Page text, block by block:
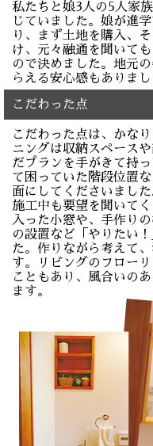
私たちと娘3人の5人家
じていました。娘が進
り、まず土地を購入、
け、元々融通を聞いて
ので決めました。地元
らえる安心感もありまし
こだわった点
こだわった点は、かな
ニングは収納スペース
だプランを手がきて持
て困っていた階段位置
面にしてくださいました
施工中も要望を聞いて
入った小窓や、手作り
の設置など「やりたい
た。作りながら考えて
す。リビングのフロー
こともあり、風合いの
ます。